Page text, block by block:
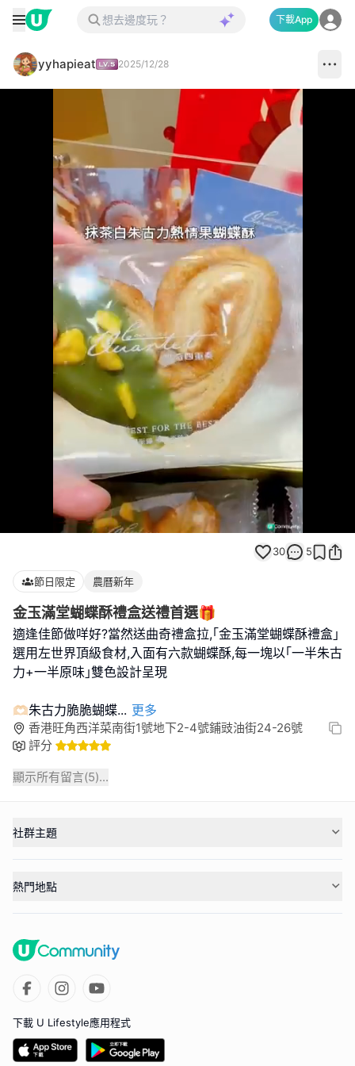
下載App
yyhapieat 2025/12/28
Loaded
:
100.00%
30 5
節日限定 農曆新年
金玉滿堂蝴蝶酥禮盒送禮首選🎁
適逢佳節做咩好?當然送曲奇禮盒拉,｢金玉滿堂蝴蝶酥禮盒｣
選用左世界頂級食材,入面有六款蝴蝶酥,每一塊以｢一半朱古
力+一半原味｣雙色設計呈現
🫶🏻朱古力脆脆蝴蝶... 更多
香港旺角西洋菜南街1號地下2-4號鋪豉油街24-26號
評分
顯示所有留言(5)...
社群主題
熱門地點
下載 U Lifestyle應用程式